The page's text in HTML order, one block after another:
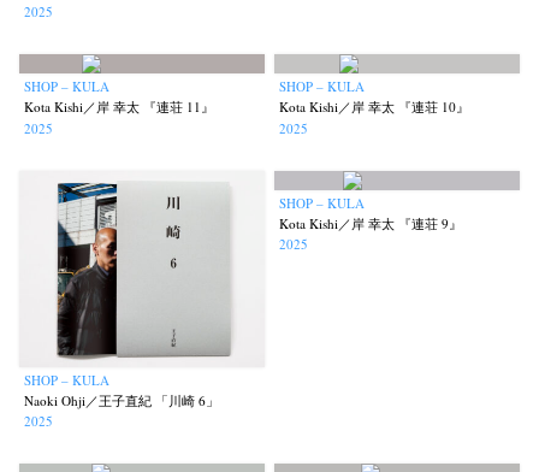
2025
SHOP – KULA
Kota Kishi／岸 幸太 『連荘 11』
2025
SHOP – KULA
Kota Kishi／岸 幸太 『連荘 10』
2025
SHOP – KULA
Naoki Ohji／王子直紀 「川崎 6」
2025
SHOP – KULA
Kota Kishi／岸 幸太 『連荘 9』
2025